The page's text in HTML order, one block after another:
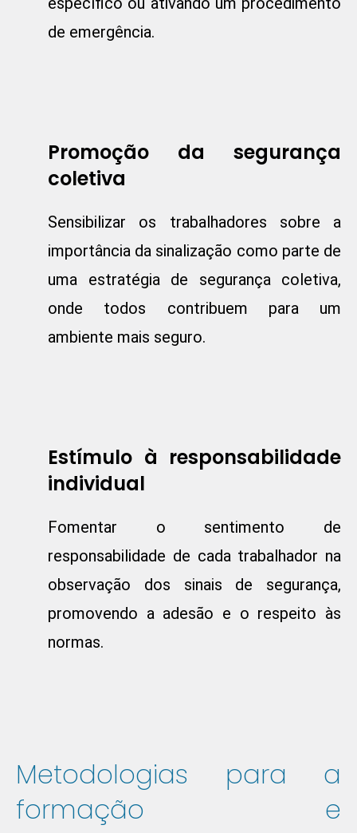
de emergência.
Promoção da segurança
coletiva
Sensibilizar os trabalhadores sobre a
importância da sinalização como parte de
uma estratégia de segurança coletiva,
onde todos contribuem para um
ambiente mais seguro.
Estímulo à responsabilidade
individual
Fomentar o sentimento de
responsabilidade de cada trabalhador na
observação dos sinais de segurança,
promovendo a adesão e o respeito às
normas.
Metodologias para a
formação e